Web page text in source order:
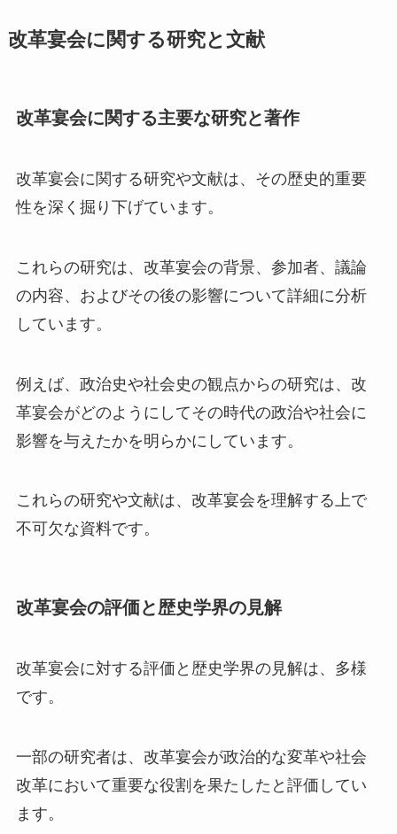
改革宴会に関する研究と文献
改革宴会に関する主要な研究と著作
改革宴会に関する研究や文献は、その歴史的重要
性を深く掘り下げています。
これらの研究は、改革宴会の背景、参加者、議論
の内容、およびその後の影響について詳細に分析
しています。
例えば、政治史や社会史の観点からの研究は、改
革宴会がどのようにしてその時代の政治や社会に
影響を与えたかを明らかにしています。
これらの研究や文献は、改革宴会を理解する上で
不可欠な資料です。
改革宴会の評価と歴史学界の見解
改革宴会に対する評価と歴史学界の見解は、多様
です。
一部の研究者は、改革宴会が政治的な変革や社会
改革において重要な役割を果たしたと評価してい
ます。